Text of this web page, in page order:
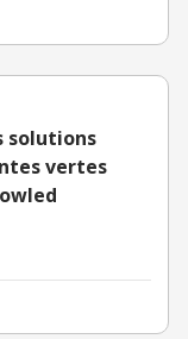
solutions
vertes